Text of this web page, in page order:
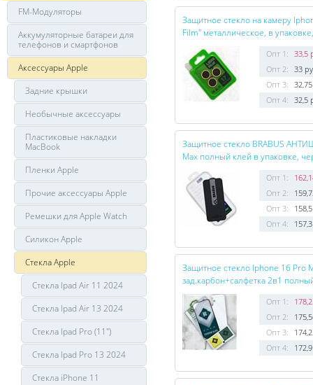
FM-Модуляторы
Аккумуляторные батареи для
телефонов и смартфонов
Аксессуары Apple
Задние крышки
Необычные аксессуары
Пластиковые накладки
MacBook
Пленки Apple
Прочие аксессуары Apple
Ремешки для Apple Watch
Силикон Apple
Стекла Apple
Стекла Ipad Air 11 2024
Стекла Ipad Air 13 2024
Стекла Ipad Pro (11")
Стекла Ipad Pro 13 2024
Стекла iPhone 11
Защитное стекло на камеру
Film" металлическое, в
Опт 1: 33,5
Опт 2: 33
Опт 3:
Опт 4: 32,5
Защитное стекло BRABUS
Max полный клей в упаковке,
Опт 1:
Опт 2:
Опт 3:
Опт 4:
Защитное стекло Iphone 16 Pro
зад.карбон+салфетка 2в1
Опт 1:
Опт 2:
Опт 3:
Опт 4: